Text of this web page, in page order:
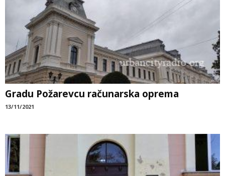
Gradu Požarevcu računarska oprema
13/11/2021